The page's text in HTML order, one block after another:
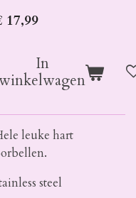
17,99
In
leuke hart
steel